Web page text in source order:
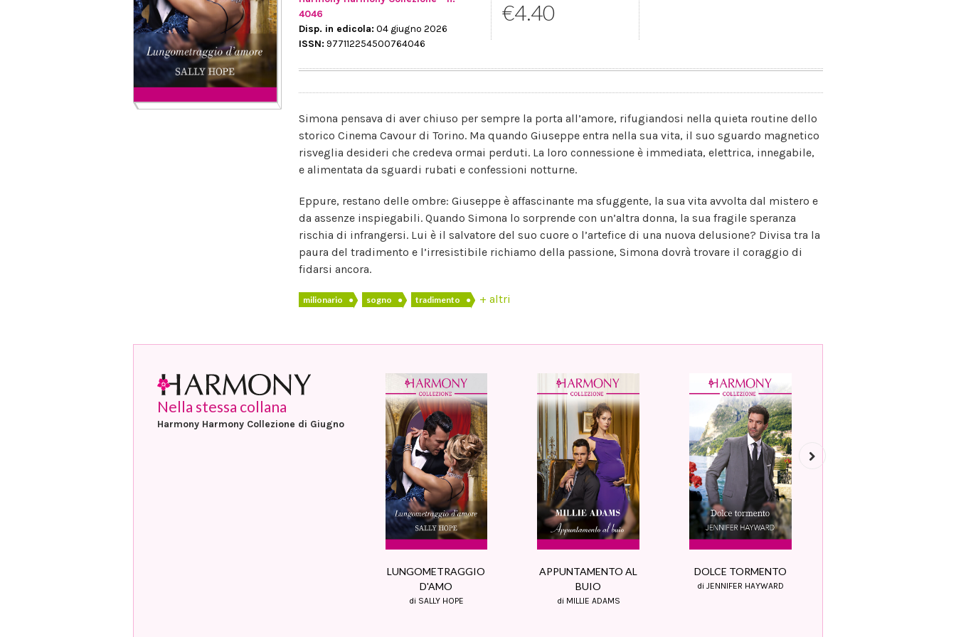
4046
Disp. in edicola: 04 giugno 2026
ISSN: 977112254500764046
€4.40
Simona pensava di aver chiuso per sempre la porta all’amore, rifugiandosi nella quieta routine dello
storico Cinema Cavour di Torino. Ma quando Giuseppe entra nella sua vita, il suo sguardo magnetico
risveglia desideri che credeva ormai perduti. La loro connessione è immediata, elettrica, innegabile,
e alimentata da sguardi rubati e confessioni notturne.
Eppure, restano delle ombre: Giuseppe è affascinante ma sfuggente, la sua vita avvolta dal mistero e
da assenze inspiegabili. Quando Simona lo sorprende con un’altra donna, la sua fragile speranza
rischia di infrangersi. Lui è il salvatore del suo cuore o l’artefice di una nuova delusione? Divisa tra la
paura del tradimento e l’irresistibile richiamo della passione, Simona dovrà trovare il coraggio di
fidarsi ancora.
milionario ● sogno ● tradimento ● + altri
Nella stessa collana
Harmony Harmony Collezione di Giugno
LUNGOMETRAGGIO
D'AMO
di SALLY HOPE
APPUNTAMENTO AL
BUIO
di MILLIE ADAMS
DOLCE TORMENTO
di JENNIFER HAYWARD